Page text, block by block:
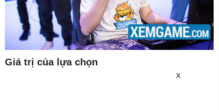
Giá trị của lựa chọn
X